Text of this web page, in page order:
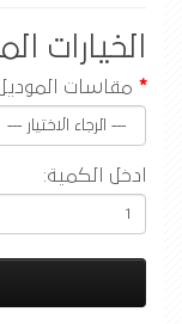
الخيارات
مقاسات
ادخل الكمية: